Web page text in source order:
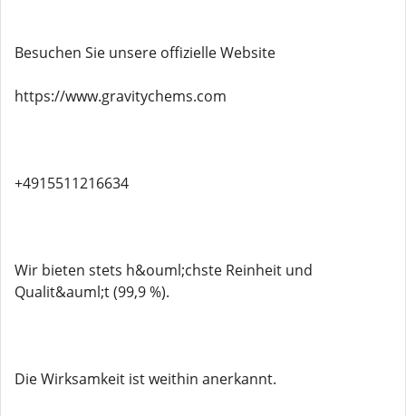
Besuchen Sie unsere offizielle Website
https://www.gravitychems.com
+4915511216634
Wir bieten stets h&ouml;chste Reinheit und
Qualit&auml;t (99,9 %).
Die Wirksamkeit ist weithin anerkannt.